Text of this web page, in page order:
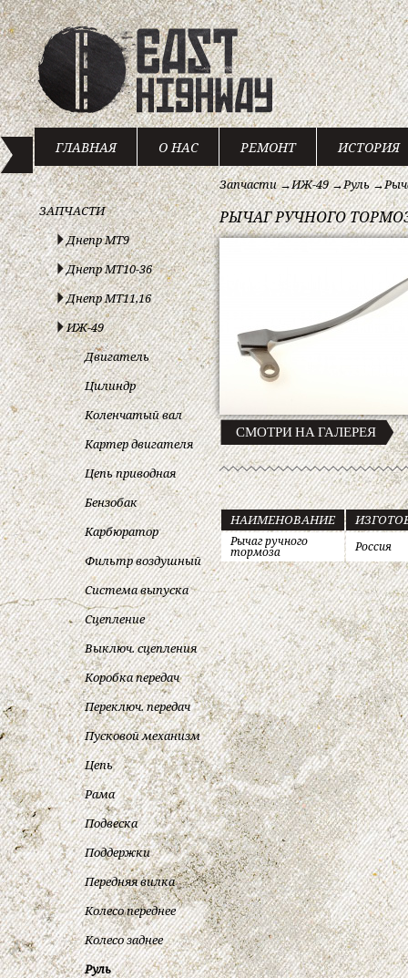
ГЛАВНАЯ О НАС РЕМОНТ ИСТОРИЯ
ЗАПЧАСТИ
Днепр МТ9
Днепр МТ10-36
Днепр МТ11,16
ИЖ-49
Двигатель
Цилиндр
Коленчатый вал
Картер двигателя
Цепь приводная
Бензобак
Карбюратор
Фильтр воздушный
Система выпуска
Сцепление
Выключ. сцепления
Коробка передач
Переключ. передач
Пусковой механизм
Цепь
Рама
Подвеска
Поддержки
Передняя вилка
Колесо переднее
Колесо заднее
Руль
Запчасти→ИЖ-49→Руль→
РЫЧАГ РУЧНОГО
СМОТРИ НА ГАЛЕРЕЯ
НАИМЕНОВАНИЕ
Рычаг ручного
тормоза Россия